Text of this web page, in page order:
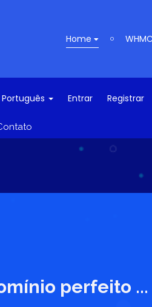
Home
Português Entrar Registrar
perfeito ...